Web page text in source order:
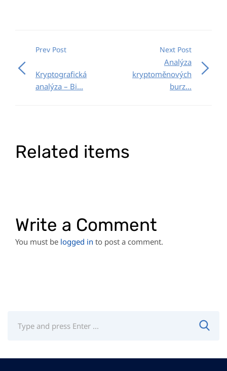
Prev Post
Kryptografická
analýza – Bi...
Next Post
Analýza
kryptoměnových
burz...
Related items
Write a Comment
You must be logged in to post a comment.